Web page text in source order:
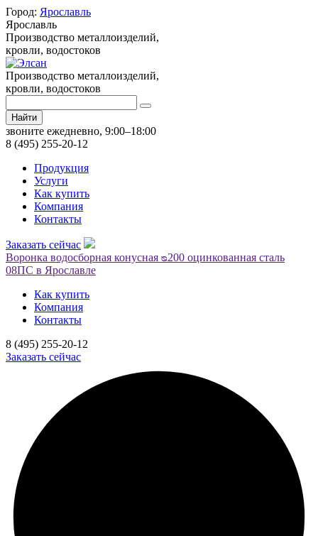
Город: Ярославль
Ярославль
Производство металлоизделий,
кровли, водостоков
Производство металлоизделий,
кровли, водостоков
Найти
звоните ежедневно, 9:00–18:00
8 (495) 255-20-12
Продукция
Услуги
Как купить
Компания
Контакты
Заказать сейчас
Воронка водосборная конусная ᴓ200 оцинкованная сталь
08ПС в Ярославле
Как купить
Компания
Контакты
8 (495) 255-20-12
Заказать сейчас